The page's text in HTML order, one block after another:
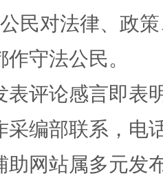
？
民对法律、政
守法公民。
表评论感言即表
采编部联系，电
助网站属多元发